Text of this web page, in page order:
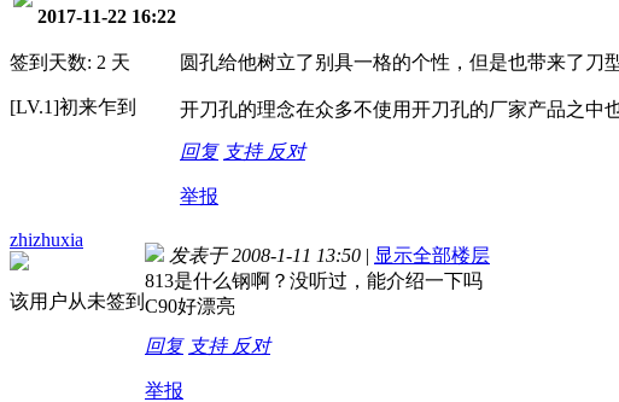
2017-11-22 16:22
签到天数: 2 天
[LV.1]初来乍到
圆孔给他树立了别具一格的个性，但是也带来了刀
开刀孔的理念在众多不使用开刀孔的厂家产品之中
回复 支持 反对
举报
zhizhuxia
该用户从未签到
发表于 2008-1-11 13:50 | 显示全部楼层
813是什么钢啊？没听过，能介绍一下吗
C90好漂亮
回复 支持 反对
举报